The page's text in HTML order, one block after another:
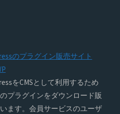
のプラグイン販売サイト
をCMSとして利用するため
プラグインをダウンロード販
ます。会員サービスのユーザ